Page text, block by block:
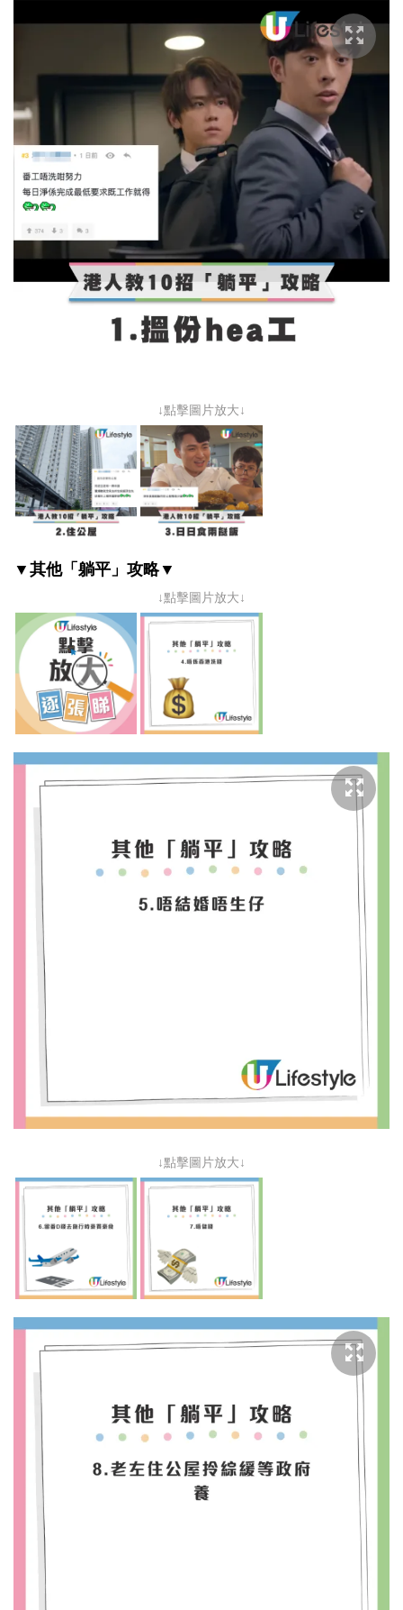
↓點擊圖片放大↓
▼其他「躺平」攻略▼
↓點擊圖片放大↓
↓點擊圖片放大↓